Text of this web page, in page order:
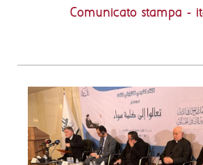
Comunicato stampa -